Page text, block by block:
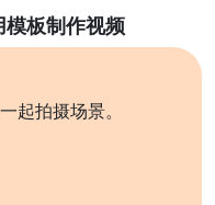
板制作视频
起拍摄场景。